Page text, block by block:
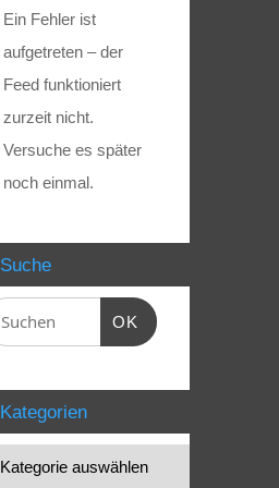
Ein Fehler ist
aufgetreten – der
Feed funktioniert
zurzeit nicht.
Versuche es später
noch einmal.
Suche
OK
Kategorien